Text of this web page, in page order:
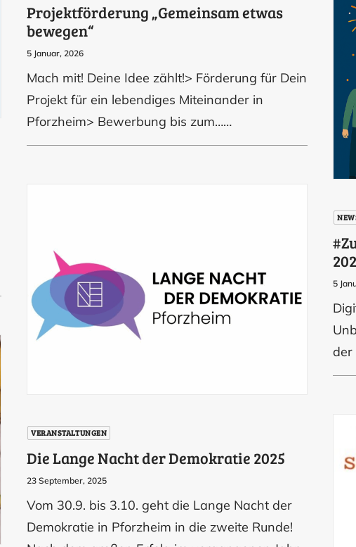
Projektförderung „Gemeinsam etwas
bewegen“
5 Januar, 2026
Mach mit! Deine Idee zählt!> Förderung für Dein
Projekt für ein lebendiges Miteinander in
Pforzheim> Bewerbung bis zum……
5
der
VERANSTALTUNGEN
Die Lange Nacht der Demokratie 2025
23 September, 2025
Vom 30.9. bis 3.10. geht die Lange Nacht der
Demokratie in Pforzheim in die zweite Runde!